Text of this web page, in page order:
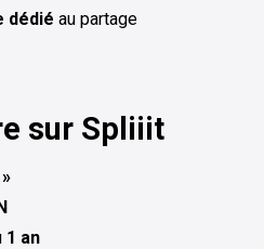
dédié au partage
sur Spliiit
1 an